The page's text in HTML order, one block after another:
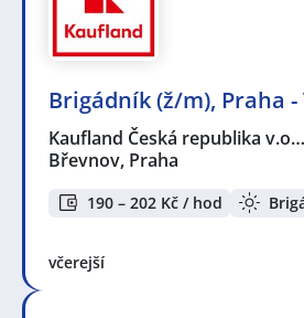
Brigádník (ž/m), Praha -
Kaufland Česká republika v.o…
Břevnov, Praha
190 – 202 Kč / hod
včerejší